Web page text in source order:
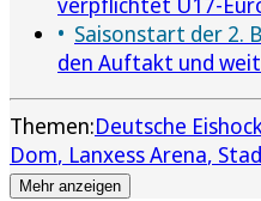
Saisonstart der 2.
den Auftakt und
Themen:Deutsche
Dom Lanxess Arena
Mehr anzeigen